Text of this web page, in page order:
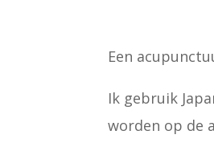
Een
Ik gebruik
worden op de